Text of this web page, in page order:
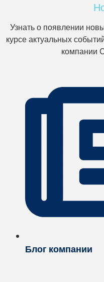
Узнать о появлении
курсе актуальных
компании
Блог компании